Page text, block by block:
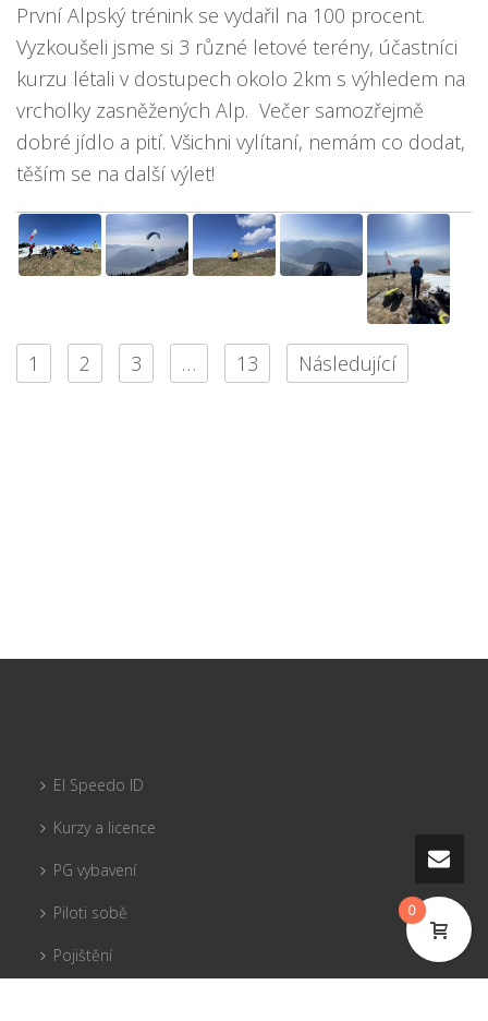
První Alpský trénink se vydařil na 100 procent.
Vyzkoušeli jsme si 3 různé letové terény, účastníci
kurzu létali v dostupech okolo 2km s výhledem na
vrcholky zasněžených Alp. Večer samozřejmě
dobré jídlo a pití. Všichni vylítaní, nemám co dodat,
těším se na další výlet!
1 2 3 … 13 Následující
El Speedo ID
Kurzy a licence
PG vybavení
Piloti sobě
Pojištění
0